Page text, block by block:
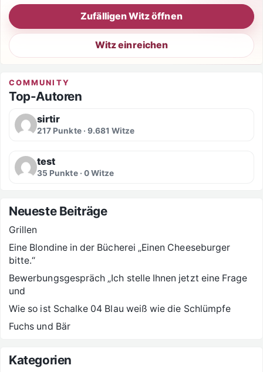
Zufälligen Witz öffnen
Witz einreichen
COMMUNITY
Top-Autoren
sirtir
217 Punkte · 9.681 Witze
test
35 Punkte · 0 Witze
Neueste Beiträge
Grillen
Eine Blondine in der Bücherei „Einen Cheeseburger
bitte.“
Bewerbungsgespräch „Ich stelle Ihnen jetzt eine Frage
und
Wie so ist Schalke 04 Blau weiß wie die Schlümpfe
Fuchs und Bär
Kategorien